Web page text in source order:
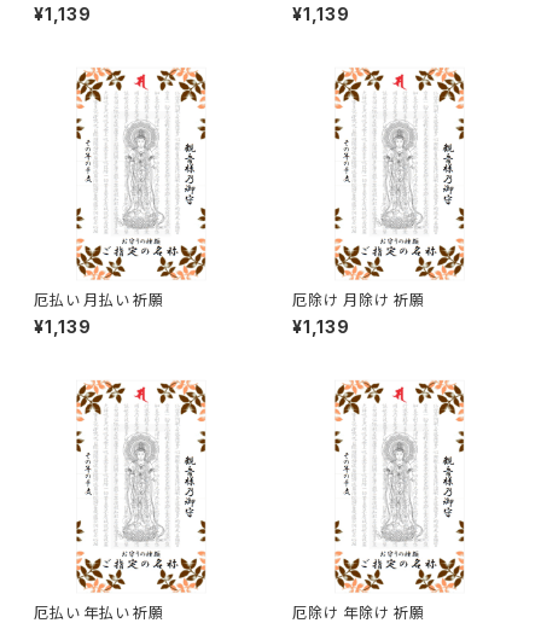
〇二六年三月十七日となり、発
送は祈願日当日以降で購入順と
¥1,139
プ
¥1,139
厄払い 月払い 祈願
¥1,139
厄除け 月除け 祈願
¥1,139
厄払い 年払い 祈願 厄除け 年除け 祈願